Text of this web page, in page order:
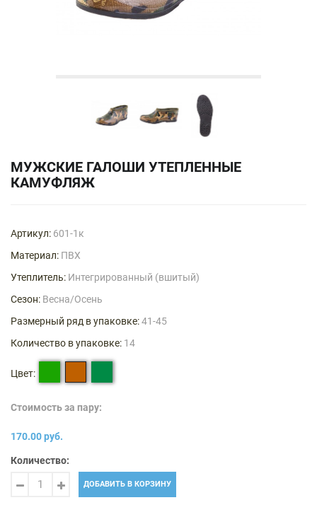
МУЖСКИЕ ГАЛОШИ УТЕПЛЕННЫЕ
КАМУФЛЯЖ
Артикул: 601-1к
Материал: ПВХ
Утеплитель: Интегрированный (вшитый)
Сезон: Весна/Осень
Размерный ряд в упаковке:41-45
Количество в упаковке: 14
Цвет:
Стоимость за пару:
170.00 руб.
Количество:
ДОБАВИТЬ В КОРЗИНУ